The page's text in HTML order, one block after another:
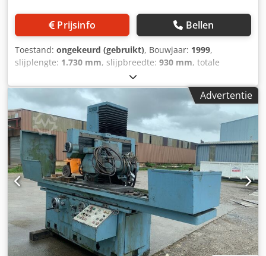
Prijsinfo Bellen
Toestand: ongekeurd (gebruikt), Bouwjaar: 1999,
slijplengte: 1.730 mm, slijpbreedte: 930 mm, totale
, 3 automatische assen snelheidsregelaar
voor de spindel Cedpfxozl Rxlj Anvsrf snelheidsregelaars
voor de voeding slijpsteen 400x60x127 mm magnetische
tafel gewicht 6500 kg
Advertentie